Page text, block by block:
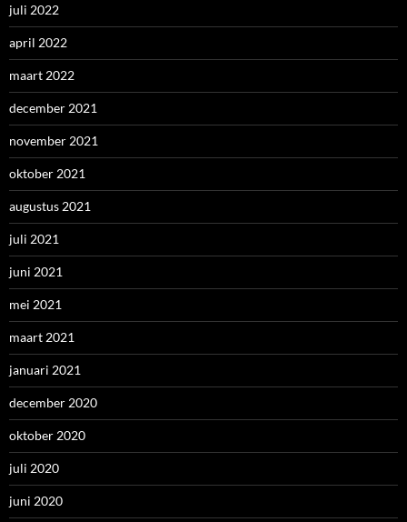
juli 2022
april 2022
maart 2022
december 2021
november 2021
oktober 2021
augustus 2021
juli 2021
juni 2021
mei 2021
maart 2021
januari 2021
december 2020
oktober 2020
juli 2020
juni 2020